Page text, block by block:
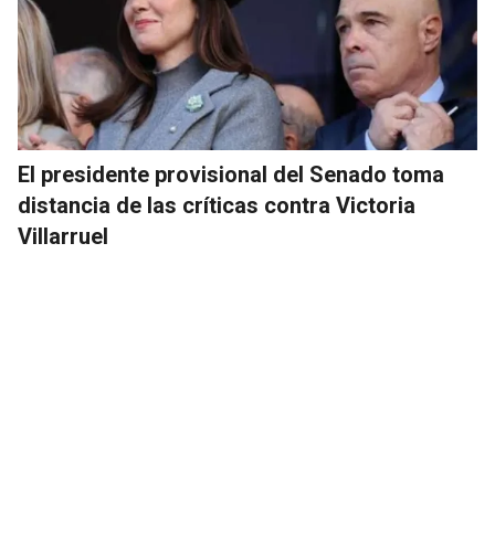
El presidente provisional del Senado toma
distancia de las críticas contra Victoria
Villarruel